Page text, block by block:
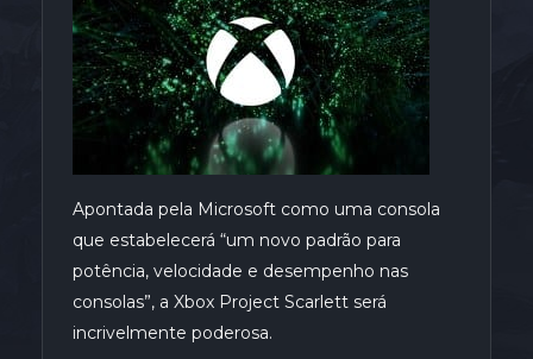
Apontada pela Microsoft como uma consola
que estabelecerá “um novo padrão para
potência, velocidade e desempenho nas
consolas”, a Xbox Project Scarlett será
incrivelmente poderosa.